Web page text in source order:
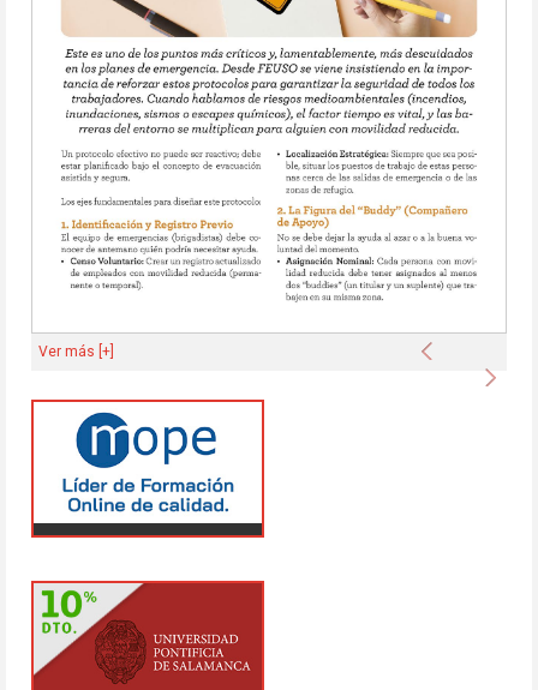
Anterior
Ver más [+]